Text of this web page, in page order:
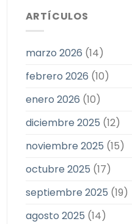
ARTÍCULOS
marzo 2026 (14)
febrero 2026 (10)
enero 2026 (10)
diciembre 2025 (12)
noviembre 2025 (15)
octubre 2025 (17)
septiembre 2025 (19)
agosto 2025 (14)